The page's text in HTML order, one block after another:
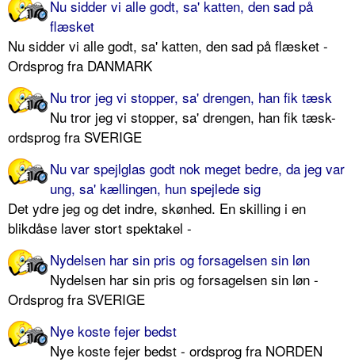
Nu sidder vi alle godt, sa' katten, den sad på
flæsket
Nu sidder vi alle godt, sa' katten, den sad på flæsket -
Ordsprog fra DANMARK
Nu tror jeg vi stopper, sa' drengen, han fik tæsk
Nu tror jeg vi stopper, sa' drengen, han fik tæsk-
ordsprog fra SVERIGE
Nu var spejlglas godt nok meget bedre, da jeg var
ung, sa' kællingen, hun spejlede sig
Det ydre jeg og det indre, skønhed. En skilling i en
blikdåse laver stort spektakel -
Nydelsen har sin pris og forsagelsen sin løn
Nydelsen har sin pris og forsagelsen sin løn -
Ordsprog fra SVERIGE
Nye koste fejer bedst
Nye koste fejer bedst - ordsprog fra NORDEN